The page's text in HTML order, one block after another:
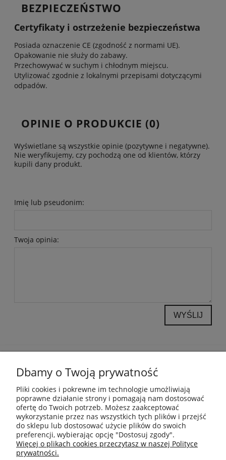
BEZPIECZEŃSTWO
Certyfikaty i ostrzeżenie bezpieczeństwa
Posiada oznaczenie CE (zgodność z normami UE).
Opakowanie nie służy do zabawy.
Przechowywać w suchym i chłodnym miejscu.
Utylizować zgodnie z lokalnymi przepisami dotyczącymi
odpadów.
OPINIE O PRODUKCIE (0)
Wyświetlane są wszystkie opinie (pozytywne i negatywne).
Nie weryfikujemy, czy pochodzą one od klientów, którzy
kupili dany produkt.
Imię lub pseudonim:
Twoja opinia:
WYŚLIJ
INFORMACJE
PŁATNOŚCI I DOSTAWA
GWARANCJA I ZWROTY
Dbamy o Twoją prywatność
Pliki cookies i pokrewne im technologie umożliwiają
poprawne działanie strony i pomagają nam dostosować
ofertę do Twoich potrzeb. Możesz zaakceptować
wykorzystanie przez nas wszystkich tych plików i przejść
do sklepu lub dostosować użycie plików do swoich
preferencji, wybierając opcję "Dostosuj zgody".
Więcej o plikach cookies przeczytasz w naszej Polityce
prywatności.